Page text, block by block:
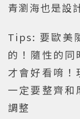
青瀏海也是設
Tips: 要歐美
的！隨性的同
才會好看唷！
一定要整齊和
調整